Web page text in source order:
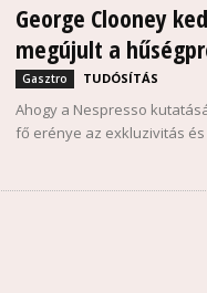
George Clooney
megújult a
Gasztro TUDÓSÍTÁS
Ahogy a Nespresso
fő erénye az exkluzivitás